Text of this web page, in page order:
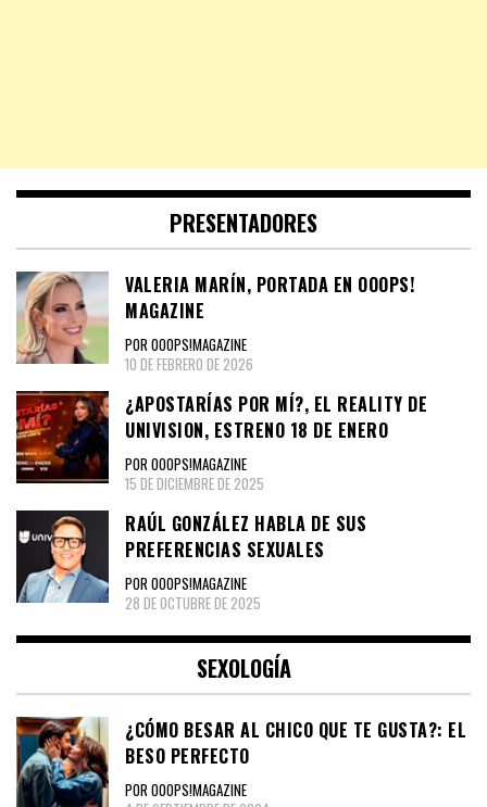
PRESENTADORES
VALERIA MARÍN, PORTADA EN OOOPS!
MAGAZINE
POR OOOPS!MAGAZINE
10 DE FEBRERO DE 2026
¿APOSTARÍAS POR MÍ?, EL REALITY DE
UNIVISION, ESTRENO 18 DE ENERO
POR OOOPS!MAGAZINE
15 DE DICIEMBRE DE 2025
RAÚL GONZÁLEZ HABLA DE SUS
PREFERENCIAS SEXUALES
POR OOOPS!MAGAZINE
28 DE OCTUBRE DE 2025
SEXOLOGÍA
¿CÓMO BESAR AL CHICO QUE TE GUSTA?: EL
BESO PERFECTO
POR OOOPS!MAGAZINE